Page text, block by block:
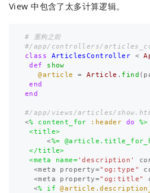
View 中包含了太多计算逻辑。
# 重构之前
#/app/controllers/
class
ArticlesController <
def
show
@article
= Article . find (
end
end
#/app/views/articles/
<% content_for :header do
%>
<title>
<%=
</title>
<meta name='description'
<meta property="og:type"
<meta property="og:title"
<% if